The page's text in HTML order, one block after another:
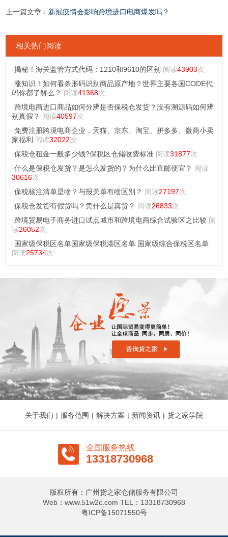
上一篇文章： 新冠疫情会影响跨境进口电商爆发吗？
相关热门阅读
·揭秘！海关监管方式代码：1210和9610的区别 阅读43903次
·涨知识！如何看条形码识别商品原产地？世界主要各国CODE代
码你都了解么？ 阅读41368次
·跨境电商进口商品如何分辨是否保税仓发货？没有溯源码如何辨
别真假？ 阅读40597次
·免费注册跨境电商企业，天猫、京东、淘宝、拼多多、微商小卖
家福利 阅读32022次
·保税仓租金一般多少钱?保税区仓储收费标准阅读31877次
·什么是保税仓发货？是怎么发货的？为什么比直邮便宜？ 阅读
30616次
·保税核注清单是啥？与报关单有啥区别？ 阅读27197次
·保税仓发货有假货吗？凭什么是真货？ 阅读26833次
·跨境贸易电子商务进口试点城市和跨境电商综合试验区之比较阅
读26052次
· 国家级保税区名单国家级保税港区名单 国家级综合保税区名单
阅读25734次
关于我们 | 服务范围 | 解决方案 | 新闻资讯 | 货之家学院
全国服务热线
13318730968
版权所有：广州货之家仓储服务有限公司
Web：www.51w2c.com TEL：13318730968
粤ICP备15071550号